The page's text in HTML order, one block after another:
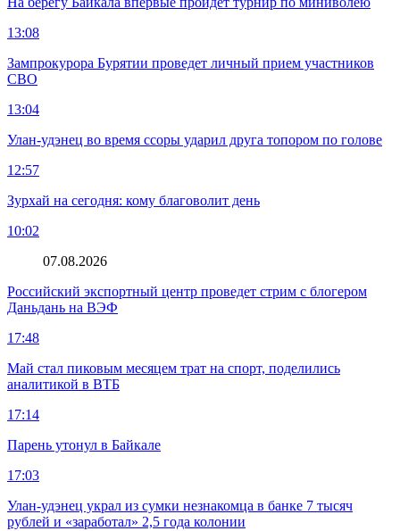
13:08
Зампрокурора Бурятии проведет личный прием участников
СВО
13:04
Улан-удэнец во время ссоры ударил друга топором по голове
12:57
Зурхай на сегодня: кому благоволит день
10:02
07.08.2026
Российский экспортный центр проведет стрим с блогером
Даньдань на ВЭФ
17:48
Май стал пиковым месяцем трат на спорт, поделились
аналитикой в ВТБ
17:14
Парень утонул в Байкале
17:03
Улан-удэнец украл из сумки незнакомца в банке 7 тысяч
рублей и «заработал» 2,5 года колонии